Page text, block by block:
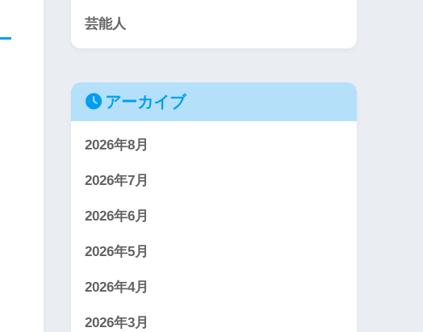
芸能人
アーカイブ
2026年8月
2026年7月
2026年6月
2026年5月
2026年4月
2026年3月